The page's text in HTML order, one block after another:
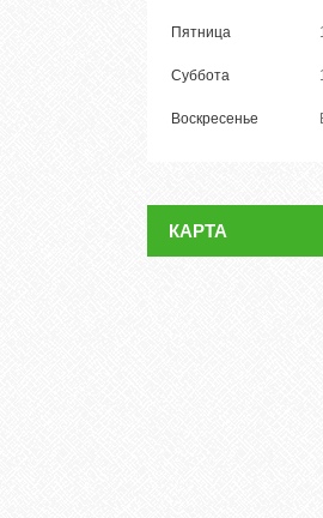
Пятница
Суббота
Воскресенье
КАРТА